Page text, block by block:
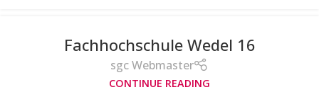
Fachhochschule Wedel 16
sgc Webmaster
CONTINUE READING